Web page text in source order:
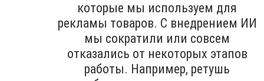
которые мы используем для
рекламы товаров. С внедрением ИИ
мы сократили или совсем
отказались от некоторых этапов
работы. Например, ретушь